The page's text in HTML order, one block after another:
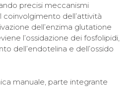
precisi meccanismi
coinvolgimento dell’attività
dell’enzima glutatione
l’ossidazione dei fosfolipidi,
dell’endotelina e dell’ossido
manuale, parte integrante